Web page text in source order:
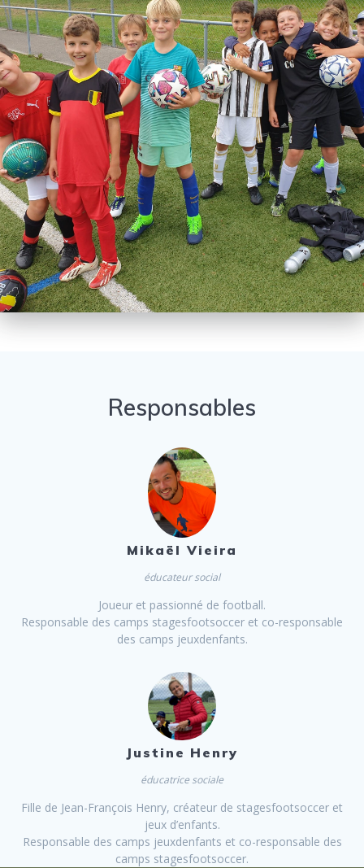
Responsables
Mikaël Vieira
éducateur social
Joueur et passionné de football.
Responsable des camps stagesfootsoccer et co-responsable
des camps jeuxdenfants.
Justine Henry
éducatrice sociale
Fille de Jean-François Henry, créateur de stagesfootsoccer et
jeux d’enfants.
Responsable des camps jeuxdenfants et co-responsable des
camps stagesfootsoccer.